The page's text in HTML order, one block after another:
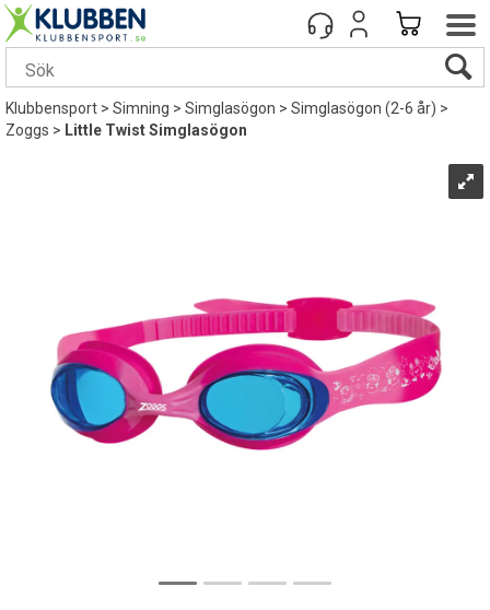
Klubbensport>Simning>Simglasögon>Simglasögon (2-6 år)>
Zoggs> Little Twist Simglasögon